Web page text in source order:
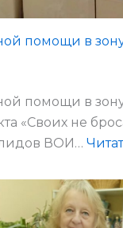
помощи в
помощи в
«Своих не
ВОИ…